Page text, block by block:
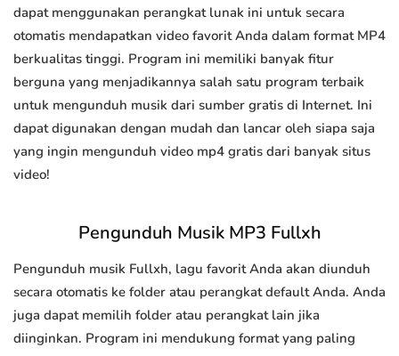
dapat menggunakan perangkat lunak ini untuk secara
otomatis mendapatkan video favorit Anda dalam format MP4
berkualitas tinggi. Program ini memiliki banyak fitur
berguna yang menjadikannya salah satu program terbaik
untuk mengunduh musik dari sumber gratis di Internet. Ini
dapat digunakan dengan mudah dan lancar oleh siapa saja
yang ingin mengunduh video mp4 gratis dari banyak situs
video!
Pengunduh Musik MP3 Fullxh
Pengunduh musik Fullxh, lagu favorit Anda akan diunduh
secara otomatis ke folder atau perangkat default Anda. Anda
juga dapat memilih folder atau perangkat lain jika
diinginkan. Program ini mendukung format yang paling